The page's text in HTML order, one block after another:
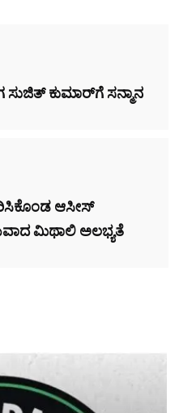
ಕುಮಾರ್‌ಗೆ ಸನ್ಮಾನ
ಆಸೀಸ್
ಮಿಥಾಲಿ ಅಲಭ್ಯತೆ